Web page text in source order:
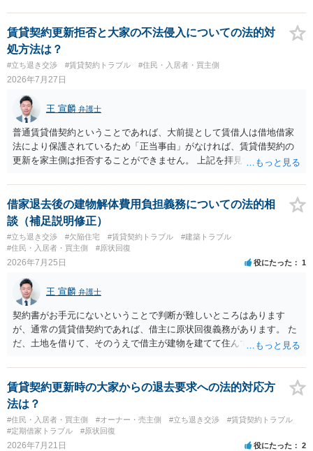
賃貸契約更新拒否と大家の不法侵入についての法的対
処方法は？
#立ち退き交渉 #賃貸契約トラブル #住民・入居者・買主側
2026年7月27日
王 宣麟 弁護士
普通賃貸借契約ということであれば、大前提として賃借人は借地借家
法により保護されているため「正当事由」がなければ、賃貸借契約の
更新を家主側は拒否することができません。 上記を拝見する限り、通
定期確認させてもらないこと」が直ちに正当事由に当たるとは思えま
せんので、更新拒絶を拒否される方向性でよろしいかと存じます。 そ
の交渉の中で、一定の金銭をもらえれば退去には応じる旨交渉をして
みるのはいかがでしょうか。 過去に賃借人の許可なく無断で賃貸人が
入室する行為自体は不法行為となり、また刑事的にも住居侵入罪が成
立する可能性がありますので、これを理由に一定の金銭賠償を求める
借家退去後の建物解体費用負担義務についての法的相
談（補足説明修正）
#立ち退き交渉 #欠陥住宅 #賃貸契約トラブル
#建築トラブル
#住民・入居者・買主側
#原状回復
2026年7月25日 役にたった 1
王 宣麟 弁護士
契約書がお手元にないということで判断が難しいところはあります
が、通常の賃貸借契約であれば、借主に原状回復義務があります。 た
だ、土地を借りて、そのうえで借主が建物を建てて住んでいたケース
であれば、建物を収去して土地を明渡す義務は原則生じないはずで
す。 その後、建物を平屋に立て替えた場合であっても、貸主の承諾を
得ているのであれば、単純に費用を捻出した側に平屋の所有権が帰属
する、という話になるわけでもないように思います。 そのため、現
状、解体費用を負担することが明確な案件ではないため、まずは相手
に請求の根拠（なぜ当方が平屋の解体費用を負担しなければならない
賃貸契約更新時の大家からの退去要求への法的対応方
法は？
#住民・入居者・買主側 #オーナー・売主側 #立ち退き交渉
#賃貸契約トラブル
#定期借家トラブル
#原状回復
2026年7月21日 役にたった 2